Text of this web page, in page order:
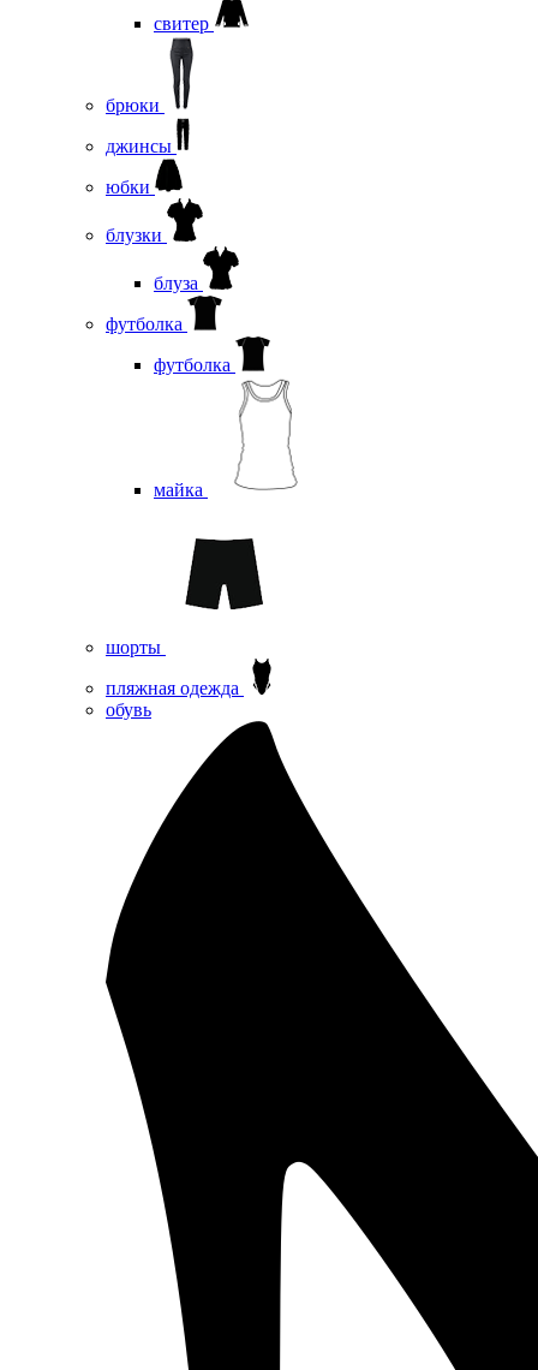
свитер
брюки
джинсы
юбки
блузки
блуза
футболка
футболка
майка
шорты
пляжная одежда
oбувь